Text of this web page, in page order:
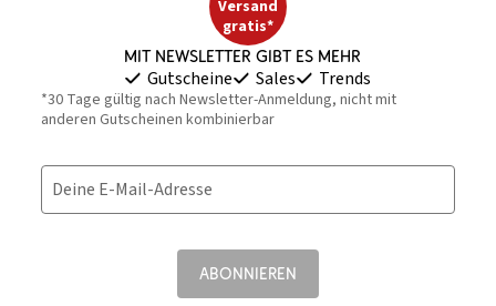
Versand
gratis*
Mit Newsletter gibt es mehr
Gutscheine Sales Trends
*30 Tage gültig nach Newsletter-Anmeldung, nicht mit
anderen Gutscheinen kombinierbar
Deine E-Mail-Adresse
ABONNIEREN